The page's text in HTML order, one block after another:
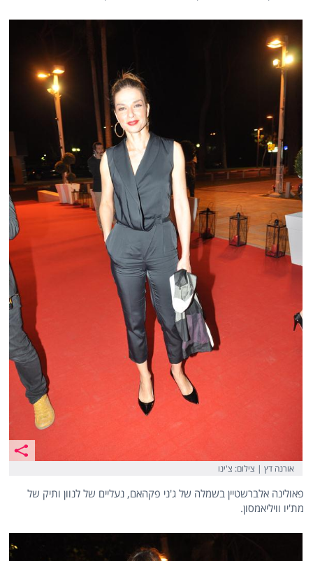
אורנה דץ | צילום: צ'ינו
פאולינה אלברשטיין בשמלה של ג'ני פקהאם, נעליים של לנוון ותיק של
מת'יו וויליאמסון.